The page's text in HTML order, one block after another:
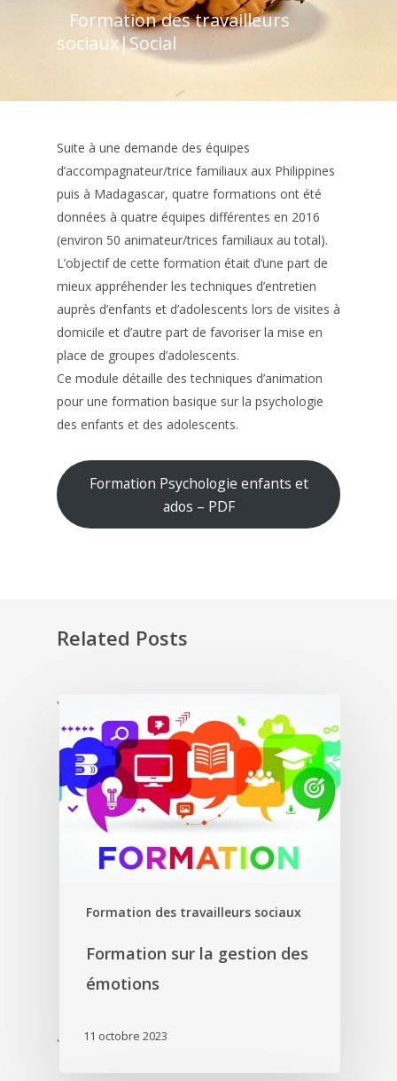
Formation des travailleurs
sociaux|Social
Suite à une demande des équipes
d’accompagnateur/trice familiaux aux Philippines
puis à Madagascar, quatre formations ont été
données à quatre équipes différentes en 2016
(environ 50 animateur/trices familiaux au total).
L’objectif de cette formation était d’une part de
mieux appréhender les techniques d’entretien
auprès d’enfants et d’adolescents lors de visites à
domicile et d’autre part de favoriser la mise en
place de groupes d’adolescents.
Ce module détaille des techniques d’animation
pour une formation basique sur la psychologie
des enfants et des adolescents.
Formation Psychologie enfants et
ados – PDF
Related Posts
'
'
Formation des travailleurs sociaux
Formation sur la gestion des
émotions
11 octobre 2023